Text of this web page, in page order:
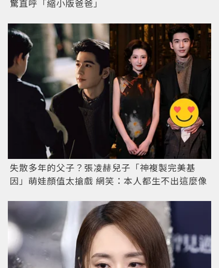
驚直呼「縮小版爸爸」
失散多年的父子？張凌赫兒子「神複製完美基
因」萌娃顏值太搶戲 網笑：本人都生不出這麼像